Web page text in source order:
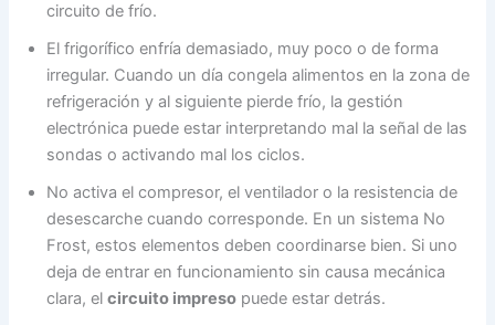
circuito de frío.
El frigorífico enfría demasiado, muy poco o de forma
irregular. Cuando un día congela alimentos en la zona de
refrigeración y al siguiente pierde frío, la gestión
electrónica puede estar interpretando mal la señal de las
sondas o activando mal los ciclos.
No activa el compresor, el ventilador o la resistencia de
desescarche cuando corresponde. En un sistema No
Frost, estos elementos deben coordinarse bien. Si uno
deja de entrar en funcionamiento sin causa mecánica
clara, elcircuito impreso puede estar detrás.